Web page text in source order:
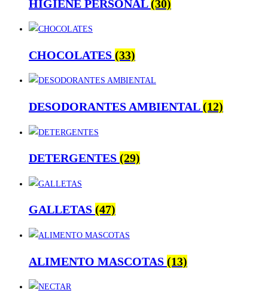
HIGIENE PERSONAL(30)
CHOCOLATES (33)
DESODORANTES AMBIENTAL(12)
DETERGENTES (29)
GALLETAS (47)
ALIMENTO MASCOTAS (13)